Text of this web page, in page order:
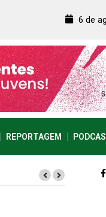
6 de
REPORTAGEM